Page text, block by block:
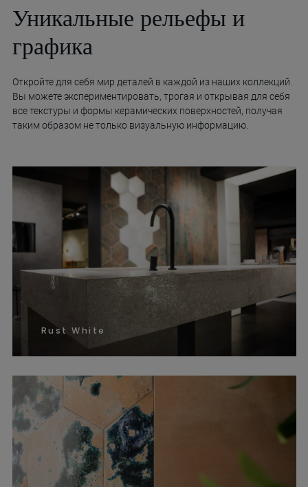
Уникальные рельефы и
графика
Откройте для себя мир деталей в каждой из наших коллекций.
Вы можете экспериментировать, трогая и открывая для себя
все текстуры и формы керамических поверхностей, получая
таким образом не только визуальную информацию.
Rust White